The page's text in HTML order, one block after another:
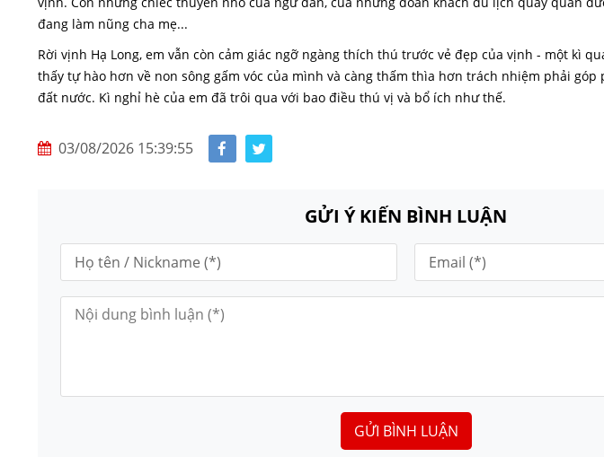
đang làm nũng cha mẹ...
Rời vịnh Hạ Long, em vẫn còn cảm giác ngỡ ngàng thích thú trước vẻ đẹp của vịnh - một kì
thấy tự hào hơn về non sông gấm vóc của mình và càng thấm thìa hơn trách nhiệm phải góp
đất nước. Kì nghỉ hè của em đã trôi qua với bao điều thú vị và bổ ích như thế.
03/08/2026 15:39:55
GỬI Ý KIẾN BÌNH LUẬN
GỬI BÌNH LUẬN